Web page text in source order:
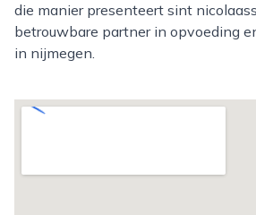
die manier presenteert sint
betrouwbare partner in opvoeding
in nijmegen.